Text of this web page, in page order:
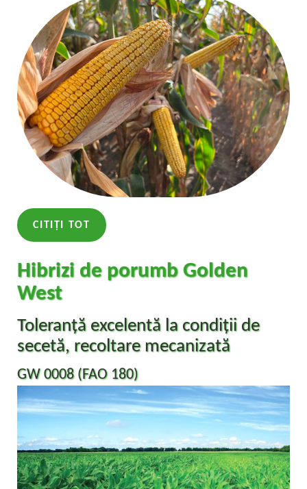
CITIȚI TOT
Hibrizi de porumb Golden
West
Toleranță excelentă la condiții de
secetă, recoltare mecanizată
GW 0008 (FAO 180)